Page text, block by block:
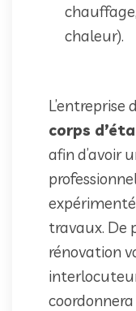
chaleur).
L’entreprise
corps
afin d’avoir
travaux. De
rénovation